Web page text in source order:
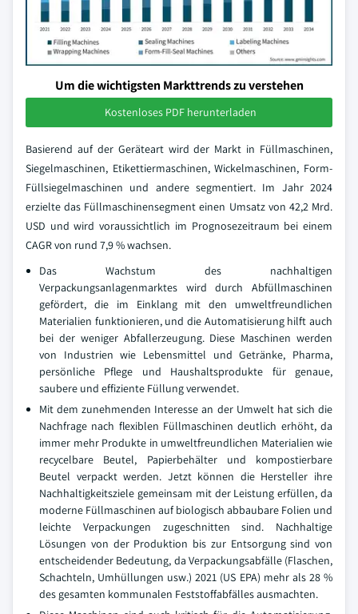
Um die wichtigsten Markttrends zu verstehen
Kostenloses PDF herunterladen
Basierend auf der Geräteart wird der Markt in Füllmaschinen,
Siegelmaschinen, Etikettiermaschinen, Wickelmaschinen, Form-
Füllsiegelmaschinen und andere segmentiert. Im Jahr 2024
erzielte das Füllmaschinensegment einen Umsatz von 42,2 Mrd.
USD und wird voraussichtlich im Prognosezeitraum bei einem
CAGR von rund 7,9 % wachsen.
Das Wachstum des nachhaltigen
Verpackungsanlagenmarktes wird durch Abfüllmaschinen
gefördert, die im Einklang mit den umweltfreundlichen
Materialien funktionieren, und die Automatisierung hilft auch
bei der weniger Abfallerzeugung. Diese Maschinen werden
von Industrien wie Lebensmittel und Getränke, Pharma,
persönliche Pflege und Haushaltsprodukte für genaue,
saubere und effiziente Füllung verwendet.
Mit dem zunehmenden Interesse an der Umwelt hat sich die
Nachfrage nach flexiblen Füllmaschinen deutlich erhöht, da
immer mehr Produkte in umweltfreundlichen Materialien wie
recycelbare Beutel, Papierbehälter und kompostierbare
Beutel verpackt werden. Jetzt können die Hersteller ihre
Nachhaltigkeitsziele gemeinsam mit der Leistung erfüllen, da
moderne Füllmaschinen auf biologisch abbaubare Folien und
leichte Verpackungen zugeschnitten sind. Nachhaltige
Lösungen von der Produktion bis zur Entsorgung sind von
entscheidender Bedeutung, da Verpackungsabfälle (Flaschen,
Schachteln, Umhüllungen usw.) 2021 (US EPA) mehr als 28 %
des gesamten kommunalen Feststoffabfälles ausmachten.